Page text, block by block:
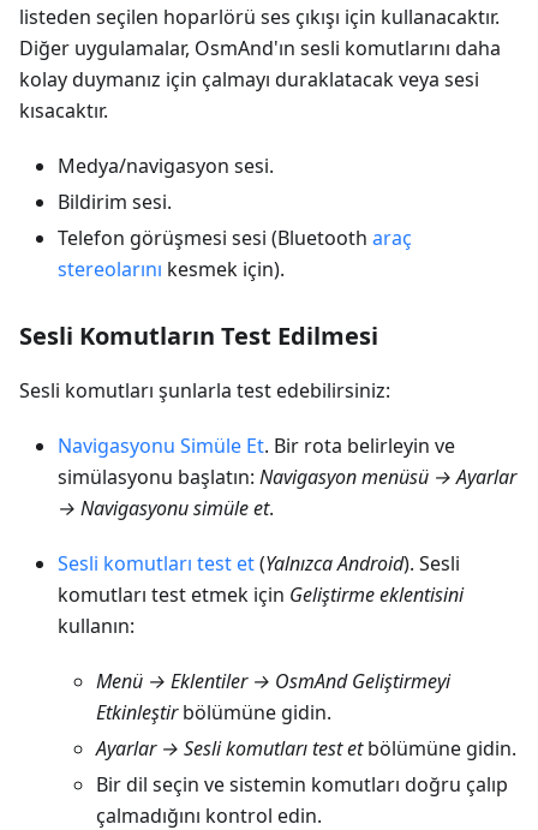
listeden seçilen hoparlörü ses çıkışı için kullanacaktır.
Diğer uygulamalar, OsmAnd'ın sesli komutlarını daha
kolay duymanız için çalmayı duraklatacak veya sesi
kısacaktır.
Medya/navigasyon sesi.
Bildirim sesi.
Telefon görüşmesi sesi (Bluetooth araç
stereolarını kesmek için).
Sesli Komutların Test Edilmesi
Sesli komutları şunlarla test edebilirsiniz:
Navigasyonu Simüle Et. Bir rota belirleyin ve
simülasyonu başlatın: Navigasyon menüsü → Ayarlar
→ Navigasyonu simüle et.
Sesli komutları test et(Yalnızca Android). Sesli
komutları test etmek için Geliştirme eklentisini
kullanın:
Menü → Eklentiler → OsmAnd Geliştirmeyi
Etkinleştirbölümüne gidin.
Ayarlar → Sesli komutları test etbölümüne gidin.
Bir dil seçin ve sistemin komutları doğru çalıp
çalmadığını kontrol edin.